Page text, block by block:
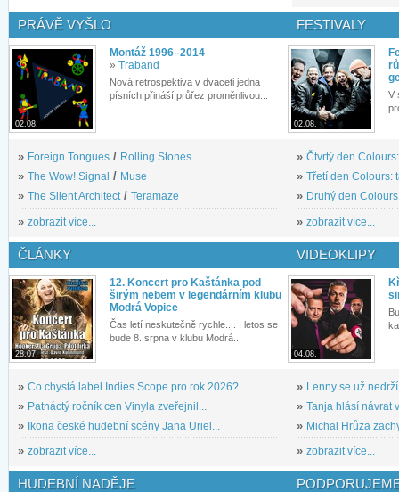
PRÁVĚ VYŠLO
02.08.
Montáž 1996–2014
» Traband
Nová retrospektiva v dvaceti jedna
písních přináší průřez proměnlivou...
» Foreign Tongues / Rolling Stones
» The Wow! Signal / Muse
» The Silent Architect/ Teramaze
» zobrazit více...
FESTIVALY
02.08.
V
» Čtvrtý den
» Třetí den Colours:
» Druhý den
» zobrazit více...
ČLÁNKY
28.07.
12. Koncert pro Kaštánka pod
širým nebem v legendárním klubu
Modrá Vopice
Čas letí neskutečně rychle.... I letos se
bude 8. srpna v klubu Modrá...
» Co chystá label Indies Scope pro rok 2026?
» Patnáctý ročník cen Vinyla zveřejnil...
» Ikona české hudební scény Jana Uriel...
» zobrazit více...
VIDEOKLIPY
04.08.
» Lenny se už
» Tanja hlásí návrat
» Michal Hrůza
» zobrazit více...
HUDEBNÍ NADĚJE